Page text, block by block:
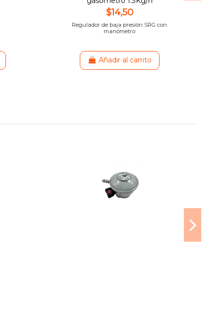
$14,50
Regulador de baja presión SRG con
manómetro
Añadir al carrito